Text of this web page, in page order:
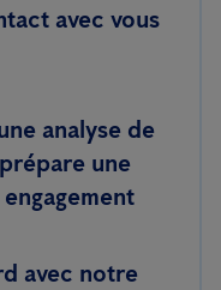
avec vous
analyse de
une
avec notre